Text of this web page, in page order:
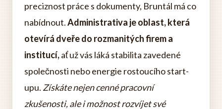
preciznost práce s dokumenty, Bruntál má co
nabídnout.Administrativa je oblast, která
otevírá dveře do rozmanitých firem a
institucí,ať už vás láká stabilita zavedené
společnosti nebo energie rostoucího start-
upu. Získáte nejen cenné pracovní
zkušenosti, ale i možnost rozvíjet své